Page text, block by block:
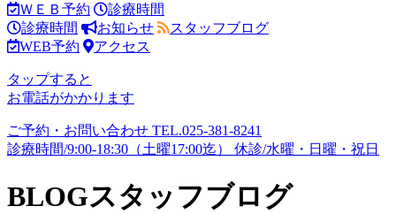
ＷＥＢ予約
診療時間
診療時間
お知らせ
スタッフブログ
WEB予約
アクセス
タップすると
お電話がかかります
ご予約・お問い合わせ TEL.025-381-8241
診療時間/9:00-18:30（土曜17:00迄）
休診/水曜・日曜・祝日
BLOGスタッフブログ